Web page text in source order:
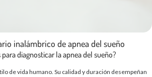
inalámbrico de apnea del sueño
diagnosticar la apnea del sueño?
de vida humano. Su calidad y duración desempeñan